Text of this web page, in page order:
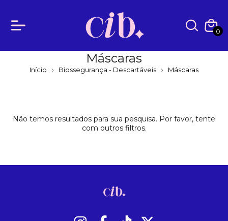
0
Máscaras
Início Biossegurança - Descartáveis Máscaras
Não temos resultados para sua pesquisa. Por favor, tente
com outros filtros.